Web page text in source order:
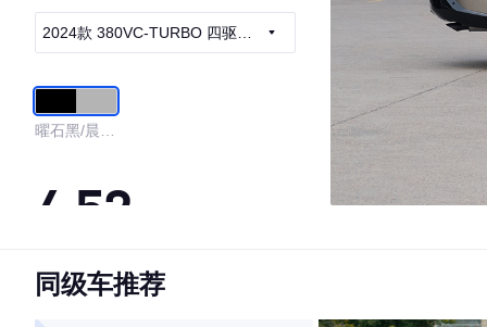
2024款 380VC-TURBO 四驱智
曜石黑/晨曦
4.52
·外观表现一般，低于86%同级车
同级车推荐